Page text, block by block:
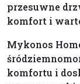
przesuwne
komfort i
Mykonos
komfortu i